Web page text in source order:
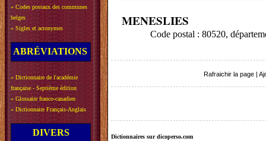
» Codes postaux des communes
belges
» Sigles et acronymes
ABRÉVIATIONS
» Dictionnaire de l'académie
française - Septième édition
» Glossaire franco-canadien
» Dictionnaire Français-Anglais
DIVERS
MENESLIES
Code postal : 80520,
Rafraichir la page
Dictionnaires sur dicoperso.com